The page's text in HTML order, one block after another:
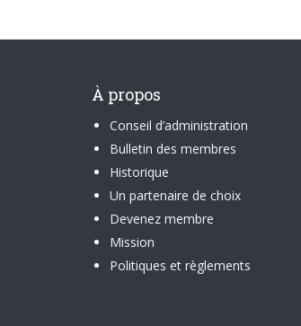
À propos
Conseil d’administration
Bulletin des membres
Historique
Un partenaire de choix
Devenez membre
Mission
Politiques et règlements